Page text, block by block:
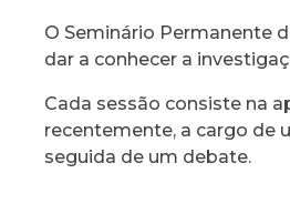
O Seminário Permanente
dar a conhecer a
Cada sessão consiste na
recentemente, a cargo de
seguida de um debate.